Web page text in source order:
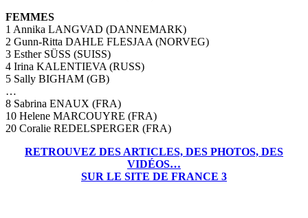
FEMMES
1 Annika LANGVAD (DANNEMARK)
2 Gunn-Ritta DAHLE FLESJAA (NORVEG)
3 Esther SÜSS (SUISS)
4 Irina KALENTIEVA (RUSS)
5 Sally BIGHAM (GB)
…
8 Sabrina ENAUX (FRA)
10 Helene MARCOUYRE (FRA)
20 Coralie REDELSPERGER (FRA)
RETROUVEZ DES ARTICLES, DES PHOTOS, DES
VIDÉOS…
SUR LE SITE DE FRANCE 3